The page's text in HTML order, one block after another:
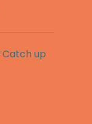
Catch up